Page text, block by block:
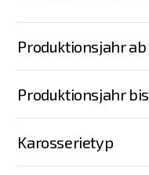
Produktionsjahr ab
Produktionsjahr bis
Karosserietyp